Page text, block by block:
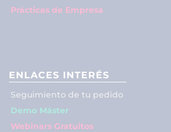
Prácticas de Empresa
ENLACES INTERÉS
Seguimiento de tu pedido
Demo Máster
Webinars Gratuitos